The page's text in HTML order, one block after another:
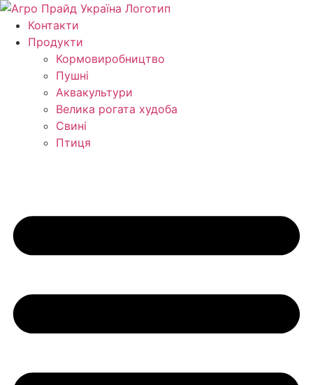
Перейти
вмісту
Контакти
Продукти
Кормо­виробництво
Пушні
Аквакультури
Велика рогата худоба
Свині
Птиця